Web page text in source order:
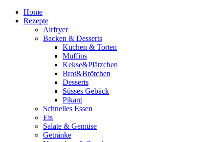
Home
Rezepte
Airfryer
Backen & Desserts
Kuchen & Torten
Muffins
Kekse&Plätzchen
Brot&Brötchen
Desserts
Süsses Gebäck
Pikant
Schnelles Essen
Eis
Salate & Gemüse
Getränke